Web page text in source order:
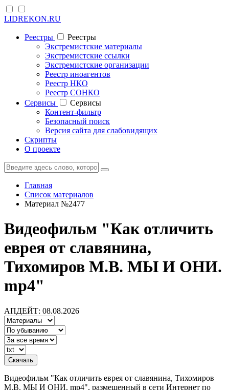
LIDREKON.RU
Реестры
Реестры
Экстремистские материалы
Экстремистские ссылки
Экстремистские организации
Реестр иноагентов
Реестр НКО
Реестр СОНКО
Cервисы
Cервисы
Контент-фильтр
Безопасный поиск
Версия сайта для слабовидящих
Скрипты
О проекте
Главная
Список материалов
Материал №2477
Видеофильм "Как отличить
еврея от славянина,
Тихомиров М.В. МЫ И ОНИ.
mp4"
АПДЕЙТ: 08.08.2026
Видеофильм "Как отличить еврея от славянина, Тихомиров
М.В. МЫ И ОНИ. mp4", размещенный в сети Интернет по